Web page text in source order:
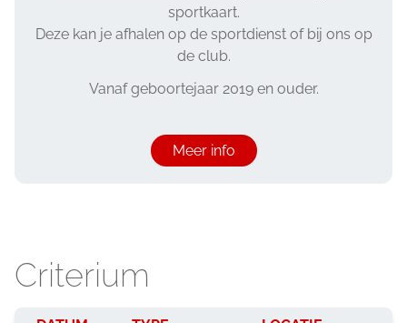
sportkaart.
Deze kan je afhalen op de sportdienst of bij ons op
de club.
Vanaf geboortejaar 2019 en ouder.
Meer info
Criterium